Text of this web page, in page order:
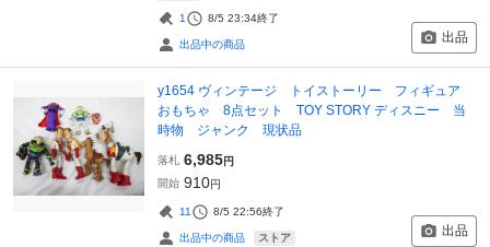
1 8/5 23:34終了
出品中の商品 出品
y1654 ヴィンテージ トイストーリー フィギュア
おもちゃ 8点セット TOY STORY ディスニー 当
時物 ジャンク 現状品
落札 6,985円
開始 910円
11 8/5 22:56終了
出品中の商品 ストア 出品